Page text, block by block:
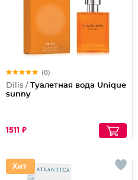
(8)
Dilis / Туалетная вода Unique
sunny
1511 ₽